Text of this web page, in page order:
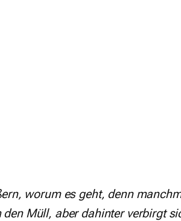
worum es geht, denn
Müll, aber dahinter verbirgt